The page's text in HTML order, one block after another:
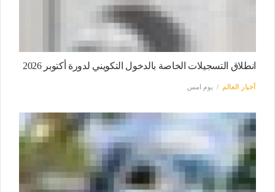
انطلاق التسجيلات الخاصة بالدخول التكويني لدورة أكتوبر 2026
أخبار العالم يوم امس